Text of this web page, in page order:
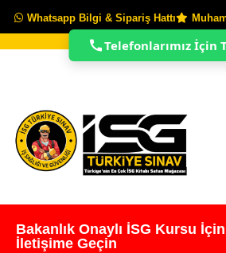
Whatsapp Bilgi & Sipariş Hattı
Bakanlık Onaylı İSG Kursu İçin
İletişime Geçin
Telefonlarımız İçin